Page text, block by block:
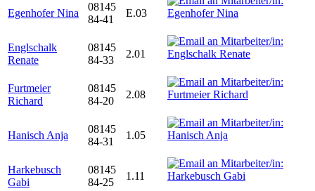
Egenhofer Nina
08145
84-41
E.03
Englschalk
Renate
08145
84-33
2.01
Furtmeier
Richard
08145
84-20
2.08
Hanisch Anja
08145
84-31
1.05
Harkebusch
Gabi
08145
84-25
1.11